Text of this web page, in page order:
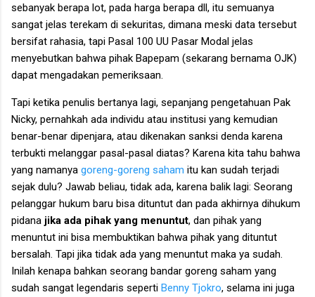
sebanyak berapa lot, pada harga berapa dll, itu semuanya
sangat jelas terekam di sekuritas, dimana meski data tersebut
bersifat rahasia, tapi Pasal 100 UU Pasar Modal jelas
menyebutkan bahwa pihak Bapepam (sekarang bernama OJK)
dapat mengadakan pemeriksaan.
Tapi ketika penulis bertanya lagi, sepanjang pengetahuan Pak
Nicky, pernahkah ada individu atau institusi yang kemudian
benar-benar dipenjara, atau dikenakan sanksi denda karena
terbukti melanggar pasal-pasal diatas? Karena kita tahu bahwa
yang namanya goreng-goreng saham itu kan sudah terjadi
sejak dulu? Jawab beliau, tidak ada, karena balik lagi: Seorang
pelanggar hukum baru bisa dituntut dan pada akhirnya dihukum
pidana jika ada pihak yang menuntut, dan pihak yang
menuntut ini bisa membuktikan bahwa pihak yang dituntut
bersalah. Tapi jika tidak ada yang menuntut maka ya sudah.
Inilah kenapa bahkan seorang bandar goreng saham yang
sudah sangat legendaris seperti Benny Tjokro, selama ini juga